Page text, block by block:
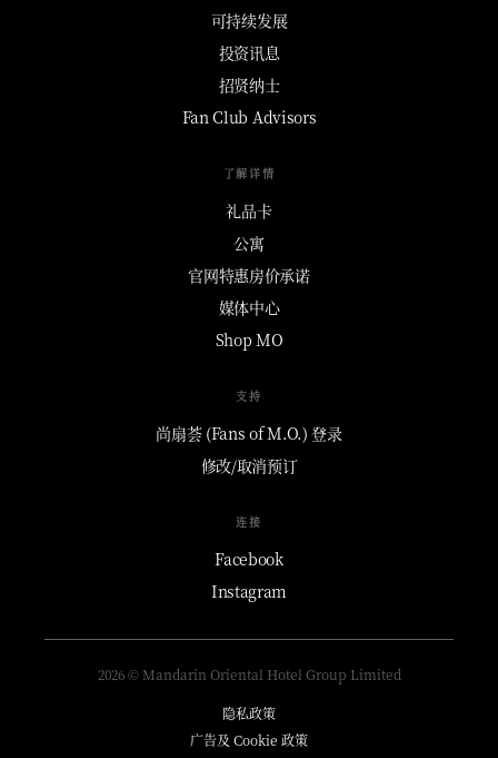
可持续发展
投资讯息
招贤纳士
Fan Club Advisors
了解详情
礼品卡
公寓
官网特惠房价承诺
媒体中心
Shop MO
支持
尚扇荟 (Fans of M.O.) 登录
修改/取消预订
连接
Facebook
Instagram
2026 © Mandarin Oriental Hotel Group Limited
隐私政策
广告及 Cookie 政策